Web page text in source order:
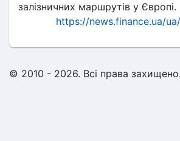
залізничних маршрутів у Європі.
https://news.finance.ua/
© 2010 - 2026. Всі права захищено.